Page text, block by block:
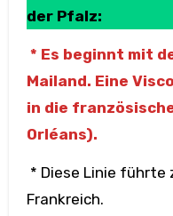
der Pfalz:
* Es beginnt mit
Mailand. Eine
in die
Orléans).
* Diese Linie führte
Frankreich.